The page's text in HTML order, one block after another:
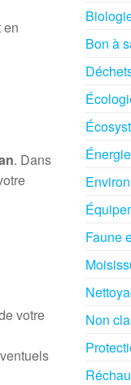
en
. Dans
votre
Bon à
Faune
Non